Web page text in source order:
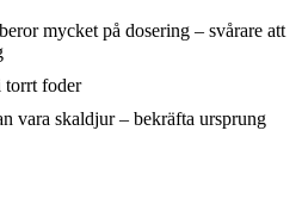
mycket på dosering – svårare att
torrt foder
vara skaldjur – bekräfta ursprung